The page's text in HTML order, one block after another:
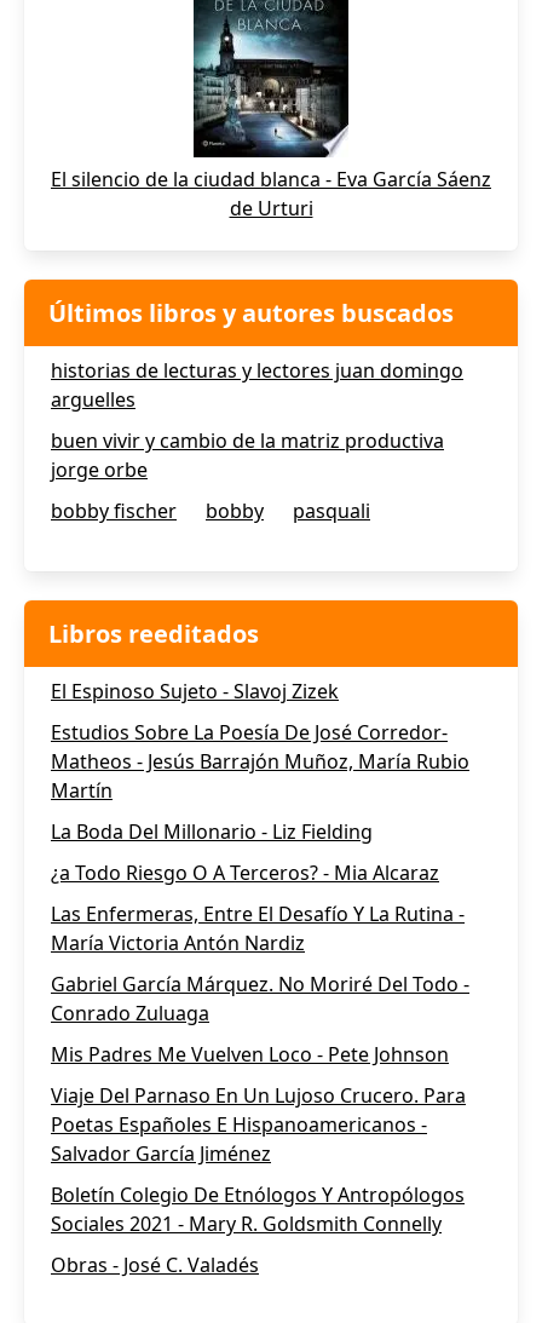
El silencio de la ciudad blanca - Eva García Sáenz
de Urturi
Últimos libros y autores buscados
historias de lecturas y lectores juan domingo
arguelles
buen vivir y cambio de la matriz productiva
jorge orbe
bobby fischer
bobby pasquali
Libros reeditados
El Espinoso Sujeto - Slavoj Zizek
Estudios Sobre La Poesía De José Corredor-
Matheos - Jesús Barrajón Muñoz, María Rubio
Martín
La Boda Del Millonario - Liz Fielding
¿a Todo Riesgo O A Terceros? - Mia Alcaraz
Las Enfermeras, Entre El Desafío Y La Rutina -
María Victoria Antón Nardiz
Gabriel García Márquez. No Moriré Del Todo -
Conrado Zuluaga
Mis Padres Me Vuelven Loco - Pete Johnson
Viaje Del Parnaso En Un Lujoso Crucero. Para
Poetas Españoles E Hispanoamericanos -
Salvador García Jiménez
Boletín Colegio De Etnólogos Y Antropólogos
Sociales 2021 - Mary R. Goldsmith Connelly
Obras - José C. Valadés